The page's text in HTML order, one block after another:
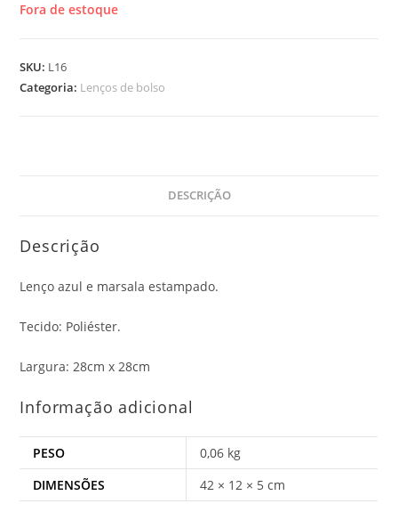
Fora de estoque
SKU: L16
Categoria: Lenços de bolso
DESCRIÇÃO
Descrição
Lenço azul e marsala estampado.
Tecido: Poliéster.
Largura: 28cm x 28cm
Informação adicional
PESO
0,06 kg
DIMENSÕES
42 × 12 × 5 cm